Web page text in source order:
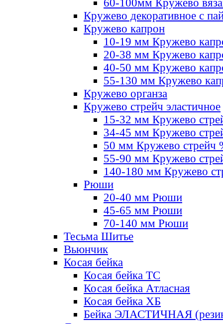
60-100мм Кружево
Кружево декоративное с
Кружево капрон
10-19 мм Кружево
20-38 мм Кружево
40-50 мм Кружево
55-130 мм Кружево
Кружево органза
Кружево стрейч эластичное
15-32 мм Кружево
34-45 мм Кружево
50 мм Кружево стрейч
55-90 мм Кружево
140-180 мм Кружево
Рюши
20-40 мм Рюши
45-65 мм Рюши
70-140 мм Рюши
Тесьма Шитье
Вьюнчик
Косая бейка
Косая бейка ТС
Косая бейка Атласная
Косая бейка ХБ
Бейка ЭЛАСТИЧНАЯ